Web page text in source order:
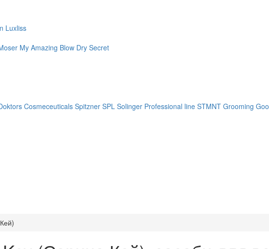
Luxliss
My Amazing Blow Dry Secret
Cosmeceuticals Spitzner SPL Solinger Professional line STMNT Grooming